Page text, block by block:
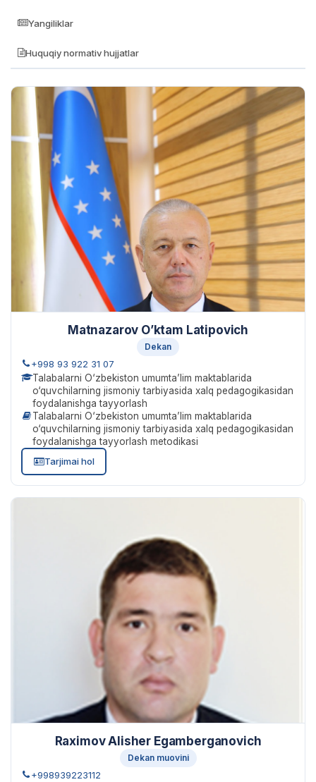
Yangiliklar
Huquqiy normativ hujjatlar
Matnazarov O’ktam Latipovich
Dekan
+998 93 922 31 07
Talabalarni O‘zbekiston umumta’lim maktablarida
o‘quvchilarning jismoniy tarbiyasida xalq pedagogikasidan
foydalanishga tayyorlash
Talabalarni O‘zbekiston umumta’lim maktablarida
o‘quvchilarning jismoniy tarbiyasida xalq pedagogikasidan
foydalanishga tayyorlash metodikasi
Tarjimai hol
Raximov Alisher Egamberganovich
Dekan muovini
+998939223112